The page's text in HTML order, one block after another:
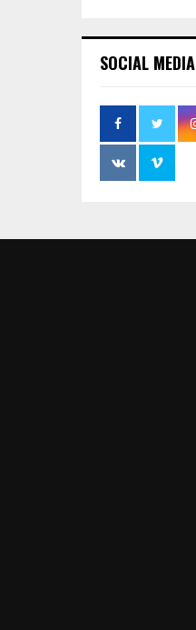
SOCIAL MEDIA